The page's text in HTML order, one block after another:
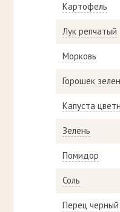
Картофель
Лук репчатый
Морковь
Горошек
Капуста
Зелень
Помидор
Соль
Перец черный